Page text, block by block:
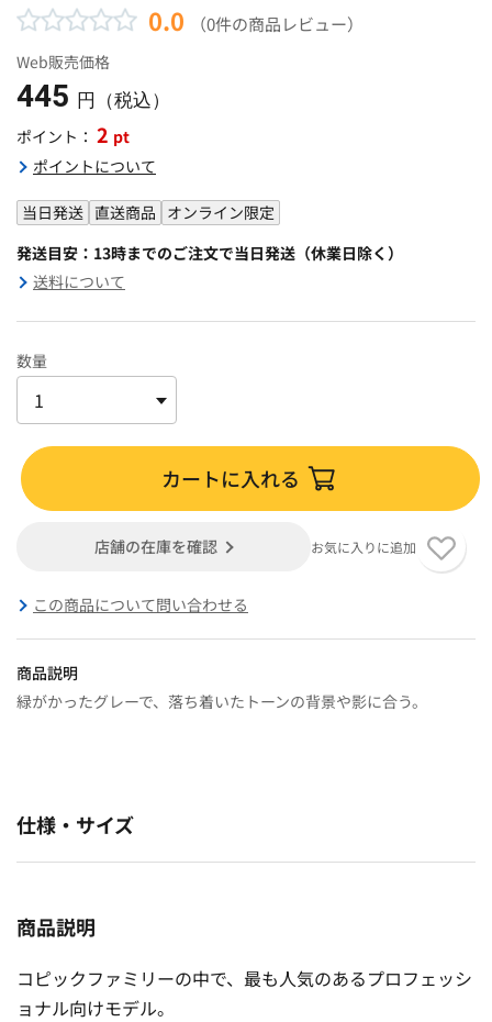
0.0 （0件の商品レビュー）
Web販売価格
445 円（税込）
ポイント： 2 pt
ポイントについて
当日発送 直送商品 オンライン限定
発送目安：13時までのご注文で当日発送（休業日除く）
送料について
数量
カートに入れる
店舗の在庫を確認 お気に入りに追加
この商品について問い合わせる
商品説明
緑がかったグレーで、落ち着いたトーンの背景や影に合う。
仕様・サイズ
商品説明
コピックファミリーの中で、最も人気のあるプロフェッシ
ョナル向けモデル。